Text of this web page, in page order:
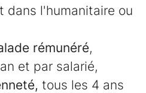
dans l'humanitaire ou
rémunéré,
et par salarié,
tous les 4 ans